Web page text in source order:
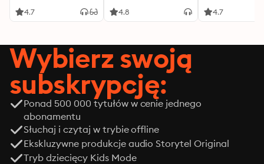
4.7 4.8 4.7
Wybierz swoją
subskrypcję:
Ponad 500 000 tytułów w cenie jednego
abonamentu
Słuchaj i czytaj w trybie offline
Ekskluzywne produkcje audio Storytel Original
Tryb dziecięcy Kids Mode